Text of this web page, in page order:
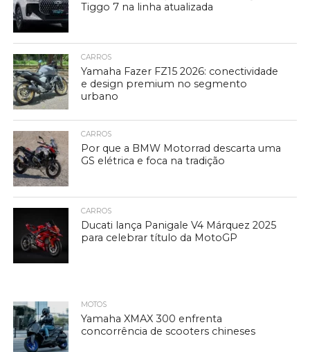
Tiggo 7 na linha atualizada
CARROS
Yamaha Fazer FZ15 2026: conectividade
e design premium no segmento
urbano
CARROS
Por que a BMW Motorrad descarta uma
GS elétrica e foca na tradição
CARROS
Ducati lança Panigale V4 Márquez 2025
para celebrar título da MotoGP
MOTOS
Yamaha XMAX 300 enfrenta
concorrência de scooters chineses